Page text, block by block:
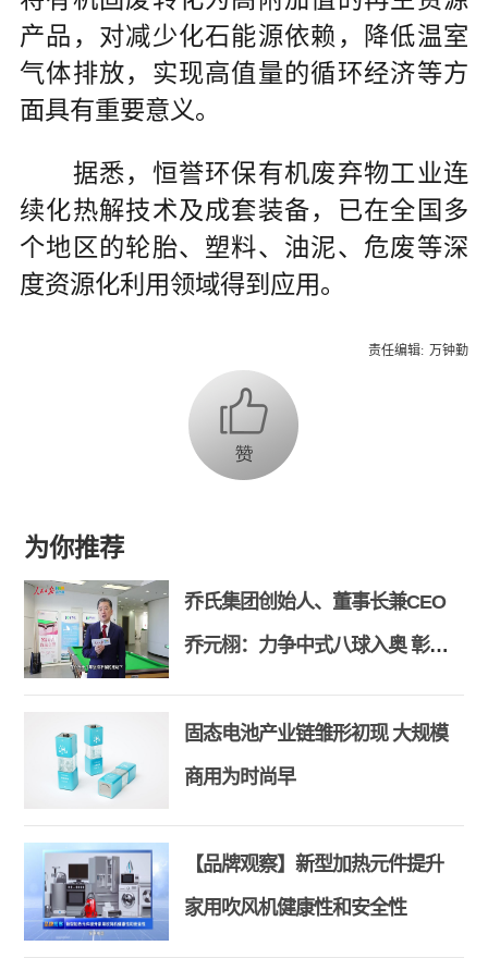
产品，对减少化石能源依赖，降低温室
气体排放，实现高值量的循环经济等方
面具有重要意义。
据悉，恒誉环保有机废弃物工业连
续化热解技术及成套装备，已在全国多
个地区的轮胎、塑料、油泥、危废等深
度资源化利用领域得到应用。
责任编辑: 万钟勤
为你推荐
乔氏集团创始人、董事长兼CEO
乔元栩：力争中式八球入奥 彰显
和合共生精神
固态电池产业链雏形初现 大规模
商用为时尚早
【品牌观察】新型加热元件提升
家用吹风机健康性和安全性